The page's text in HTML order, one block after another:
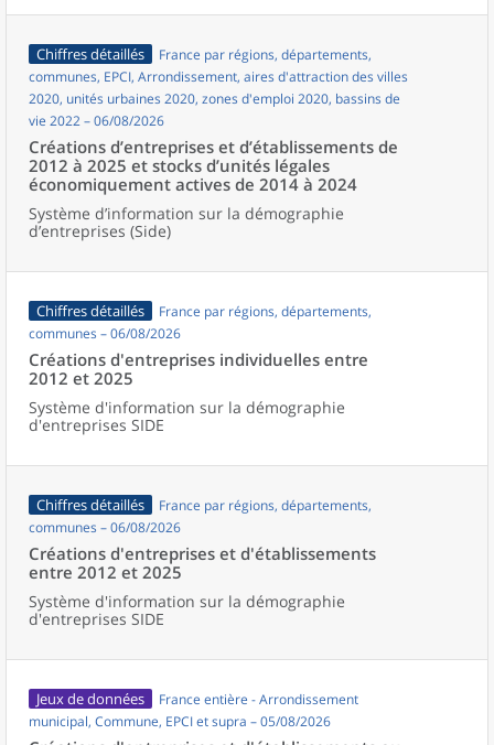
Chiffres détaillés
France par régions, départements,
communes, EPCI, Arrondissement, aires d'attraction des villes
2020, unités urbaines 2020, zones d'emploi 2020, bassins de
vie 2022 – 06/08/2026
Créations d’entreprises et d’établissements de
2012 à 2025 et stocks d’unités légales
économiquement actives de 2014 à 2024
Système d’information sur la démographie
d’entreprises (Side)
Chiffres détaillés
France par régions, départements,
communes – 06/08/2026
Créations d'entreprises individuelles entre
2012 et 2025
Système d'information sur la démographie
d'entreprises SIDE
Chiffres détaillés
France par régions, départements,
communes – 06/08/2026
Créations d'entreprises et d'établissements
entre 2012 et 2025
Système d'information sur la démographie
d'entreprises SIDE
Jeux de données
France entière - Arrondissement
municipal, Commune, EPCI et supra – 05/08/2026